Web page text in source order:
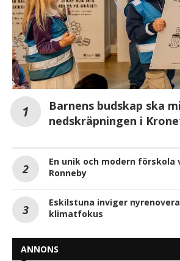
Barnens budskap ska
nedskräpningen i
En unik och modern förskola
Ronneby
Eskilstuna inviger
klimatfokus
ANNONS